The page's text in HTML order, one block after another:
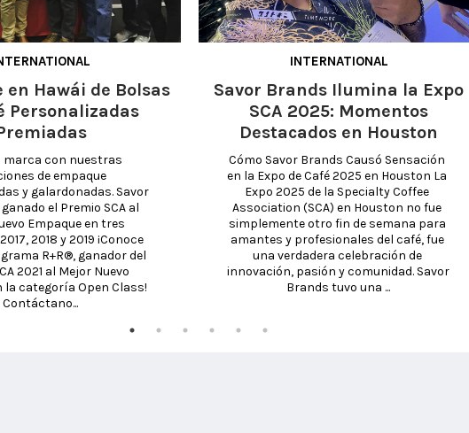
Hawái de Bolsas
Personalizadas
marca con nuestras
de empaque
y galardonadas. Savor
el Premio SCA al
Empaque en tres
2018 y 2019 ¡Conoce
R+R®, ganador del
2021 al Mejor Nuevo
la categoría Open Class!
Contáctano...
INTERNATIONAL
Savor Brands Ilumina la Expo
SCA 2025: Momentos
Destacados en Houston
Cómo Savor Brands Causó Sensación
en la Expo de Café 2025 en Houston La
Expo 2025 de la Specialty Coffee
Association (SCA) en Houston no fue
simplemente otro fin de semana para
amantes y profesionales del café, fue
una verdadera celebración de
innovación, pasión y comunidad. Savor
Brands tuvo una ...